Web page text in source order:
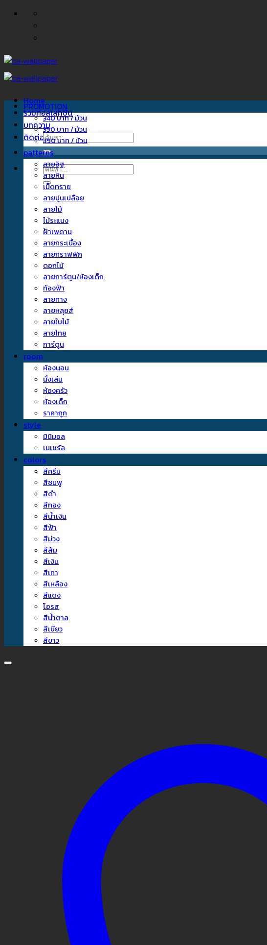
ข้าม
Home
รวมคอลเลคชั่น
บทความ
ติดต่อเรา
ค้นหา:
ค้นหา:
PROMOTION
340 บาท / ม้วน
350 บาท / ม้วน
390 บาท / ม้วน
patterns
ลายอิฐ
ลายหิน
เม็ดทราย
ลายปูนเปลือย
ลายไม้
ไม้ระแนง
ฝ้าเพดาน
ลายกระเบื้อง
ลายกราฟฟิก
ดอกไม้
ลายการ์ตูน/ห้องเด็ก
ท้องฟ้า
ลายทาง
ลายหลุยส์
ลายใบไม้
ลายไทย
การ์ตูน
room
ห้องนอน
นั่งเล่น
ห้องครัว
ห้องเด็ก
ราคาถูก
style
มินิมอล
เนเชรัล
colors
สีครีม
สีชมพู
สีดำ
สีทอง
สีน้ำเงิน
สีฟ้า
สีม่วง
สีส้ม
สีเงิน
สีเทา
สีเหลือง
สีแดง
โอรส
สีน้ำตาล
สีเขียว
สีขาว